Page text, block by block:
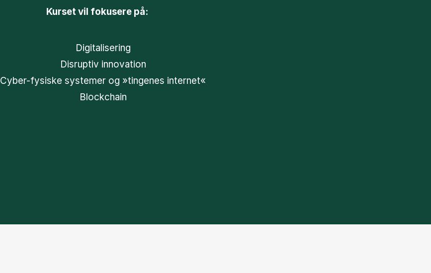
Kurset vil fokusere på:
Digitalisering
Disruptiv innovation
Cyber-fysiske systemer og »tingenes internet«
Blockchain